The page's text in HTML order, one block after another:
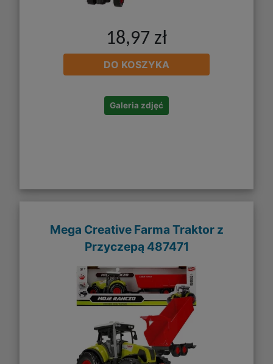
18,97 zł
DO KOSZYKA
Galeria zdjęć
Mega Creative Farma Traktor z
Przyczepą 487471